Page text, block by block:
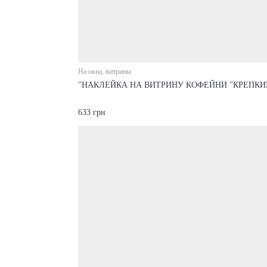
На окна, витрины
"НАКЛЕЙКА НА ВИТРИНУ КОФЕЙНИ
633 грн